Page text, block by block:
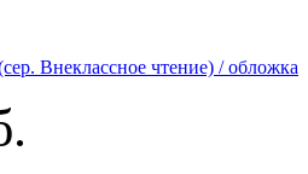
Внеклассное чтение) / обложка